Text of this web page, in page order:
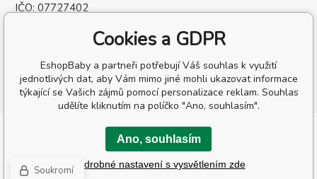
IČO: 07727402
Copyright © 2026 EasyStock s.r.o.
Všechna práva vyhrazena.
Tento eshop dodala firma BINARGON.cz-Mapa stránek
Cookies a GDPR
EshopBaby a partneři potřebují Váš souhlas k využití
jednotlivých dat, aby Vám mimo jiné mohli ukazovat informace
týkající se Vašich zájmů pomocí personalizace reklam. Souhlas
udělíte kliknutím na políčko "Ano, souhlasím".
Ano, souhlasím
Podrobné nastavení s vysvětlením zde
Soukromí